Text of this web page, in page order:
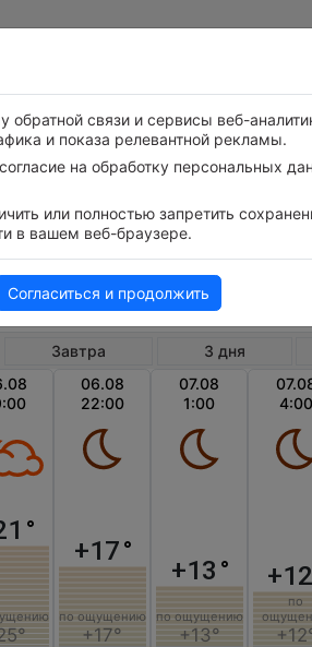
погоды в Хальберштадте
Завтра 3 дня
°
06.08
22:00
+17°
по ощущению
+17°
07.08
1:00
+13 °
по ощущению
+13°
4:00
+12
по
связи и сервисы веб-
и показа релевантной рекламы.
на обработку персональных
или полностью запретить
в вашем веб-браузере.
Согласиться и продолжить